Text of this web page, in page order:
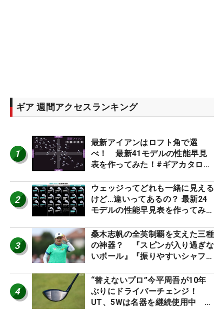
ギア 週間アクセスランキング
1
最新アイアンはロフト角で選
べ！ 最新41モデルの性能早見
表を作ってみた！#ギアカタログ
2
ウェッジってどれも一緒に見える
けど…違いってあるの？ 最新24
モデルの性能早見表を作ってみ
3
桑木志帆の全英制覇を支えた三種
の神器？ 『スピンが入り過ぎな
いボール』『振りやすいシャフ
ー』 #女子プロセッティング
4
“替えないプロ”今平周吾が10年
ぶりにドライバーチェンジ！
UT、5Wは名器を継続使用中 #